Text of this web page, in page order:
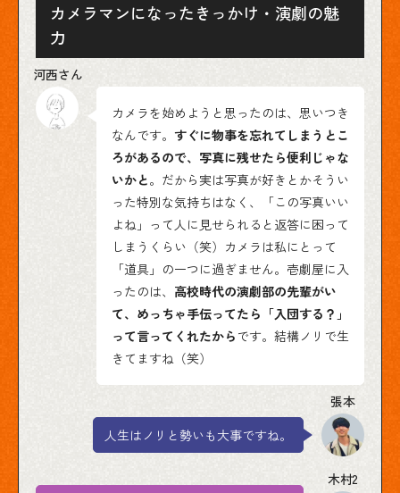
カメラマンになったきっかけ・演劇の魅
力
カメラを始めようと思ったのは、思いつき
なんです。 すぐに物事を忘れてしまうとこ
ろがあるので、写真に残せたら便利じゃな
いかと。だから実は写真が好きとかそうい
った特別な気持ちはなく、「この写真いい
よね」って人に見せられると返答に困って
しまうくらい（笑）カメラは私にとって
「道具」の一つに過ぎません。壱劇屋に入
ったのは、 高校時代の演劇部の先輩がい
て、めっちゃ手伝ってたら「入団する？」
って言ってくれたから です。結構ノリで生
きてますね（笑）
人生はノリと勢いも大事ですね。